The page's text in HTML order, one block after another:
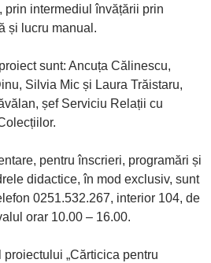
prin intermediul învățării prin
și lucru manual.
sunt: Ancuța Călinescu,
Silvia Mic și Laura Trăistaru,
șef Serviciu Relații cu
pentru înscrieri, programări și
didactice, în mod exclusiv, sunt
0251.532.267, interior 104, de
orar 10.00 – 16.00.
„Cărticica pentru